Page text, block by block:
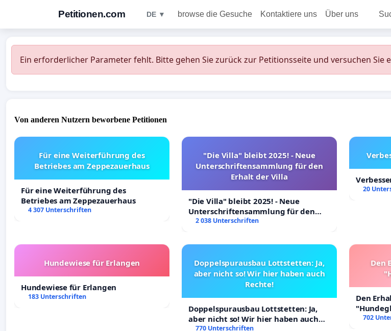
Petitionen.com DE ▼ browse die Gesuche Kontaktiere uns Über uns
Ein erforderlicher Parameter fehlt. Bitte gehen Sie zurück zur Petitionsseite und versuchen Sie
Von anderen Nutzern beworbene Petitionen
Für eine Weiterführung des
Betriebes am Zeppezauerhaus
Für eine Weiterführung des
Betriebes am Zeppezauerhaus
4 307 Unterschriften
"Die Villa" bleibt 2025! - Neue
Unterschriftensammlung für den
Erhalt der Villa
"Die Villa" bleibt 2025! - Neue
Unterschriftensammlung für den
Erhalt der Villa
2 038 Unterschriften
20
Hundewiese für Erlangen
Hundewiese für Erlangen
183 Unterschriften
Doppelspurausbau Lottstetten: Ja,
aber nicht so! Wir hier haben auch
Rechte!
Doppelspurausbau Lottstetten: Ja,
aber nicht so! Wir hier haben auch
770 Unterschriften
Den
Den
702